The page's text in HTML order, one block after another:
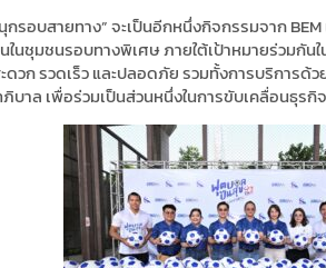
รอบสายทาง” จะเป็นอีกหนึ่งกิจกรรมจาก
นชุมชนรอบทางพิเศษ ภายใต้เป้าหมายร่วมกัน
ดวก รวดเร็ว และปลอดภัย รวมทั้งการบริการ
าล เพื่อร่วมเป็นส่วนหนึ่งในการขับเคลื่อนธุร